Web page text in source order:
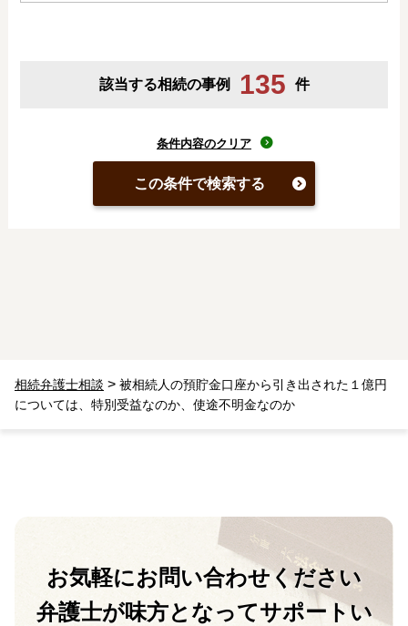
該当する相続の事例 135 件
条件内容のクリア
この条件で検索する
相続弁護士相談 > 被相続人の預貯金口座から引き出された１億円
については、特別受益なのか、使途不明金なのか
お気軽にお問い合わせください
弁護士が味方となってサポートい